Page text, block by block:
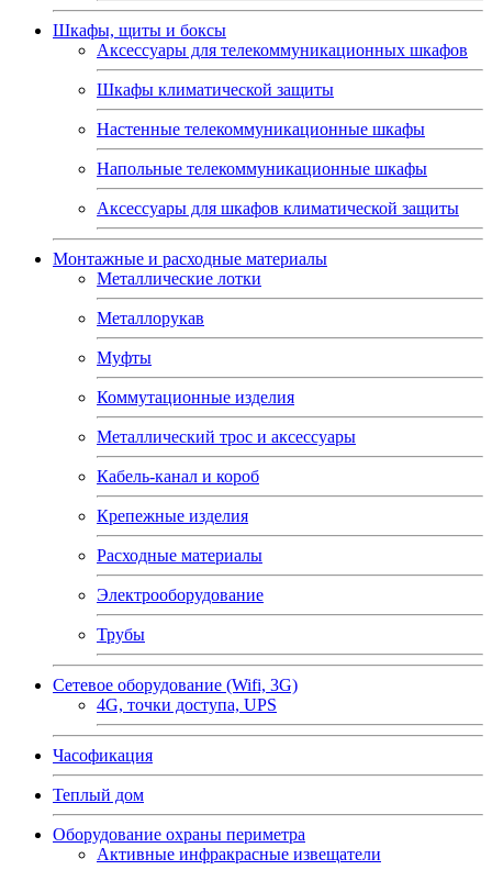
Шкафы, щиты и боксы
Аксессуары для телекоммуникационных шкафов
Шкафы климатической защиты
Настенные телекоммуникационные шкафы
Напольные телекоммуникационные шкафы
Аксессуары для шкафов климатической защиты
Монтажные и расходные материалы
Металлические лотки
Металлорукав
Муфты
Коммутационные изделия
Металлический трос и аксессуары
Кабель-канал и короб
Крепежные изделия
Расходные материалы
Электрооборудование
Трубы
Сетевое оборудование (Wifi, 3G)
4G, точки доступа, UPS
Часофикация
Теплый дом
Оборудование охраны периметра
Активные инфракрасные извещатели